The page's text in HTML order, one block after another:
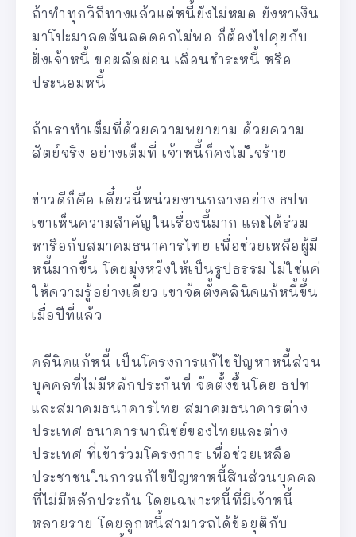
ถ้าทำทุกวิถีทางแล้วแต่หนี้ยังไม่หมด ยังหาเงิน
มาโปะมาลดต้นลดดอกไม่พอ ก็ต้องไปคุยกับ
ฝั่งเจ้าหนี้ ขอผลัดผ่อน เลื่อนชำระหนี้ หรือ
ประนอมหนี้
ถ้าเราทำเต็มที่ด้วยความพยายาม ด้วยความ
สัตย์จริง อย่างเต็มที่ เจ้าหนี้ก็คงไม่ใจร้าย
ข่าวดีก็คือ เดี๋ยวนี้หน่วยงานกลางอย่าง ธปท
เขาเห็นความสำคัญในเรื่องนี้มาก และได้ร่วม
หารือกับสมาคมธนาคารไทย เพื่อช่วยเหลือผู้มี
หนี้มากขึ้น โดยมุ่งหวังให้เป็นรูปธรรม ไม่ใช่แค่
ให้ความรู้อย่างเดียว เขาจัดตั้งคลินิคแก้หนี้ขึ้น
เมื่อปีที่แล้ว
คลีนิคแก้หนี้ เป็นโครงการแก้ไขปัญหาหนี้ส่วน
บุคคลที่ไม่มีหลักประกันที่ จัดตั้งขึ้นโดย ธปท
และสมาคมธนาคารไทย สมาคมธนาคารต่าง
ประเทศ ธนาคารพาณิชย์ของไทยและต่าง
ประเทศ ที่เข้าร่วมโครงการ เพื่อช่วยเหลือ
ประชาชนในการแก้ไขปัญหาหนี้สินส่วนบุคคล
ที่ไม่มีหลักประกัน โดยเฉพาะหนี้ที่มีเจ้าหนี้
หลายราย โดยลูกหนี้สามารถได้ข้อยุติกับ